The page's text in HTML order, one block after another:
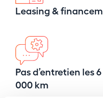
Leasing &
Pas d’entretien les
000 km